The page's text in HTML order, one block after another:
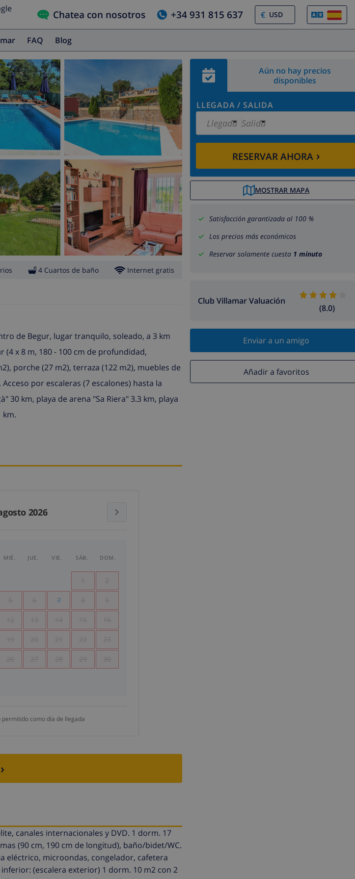
Chatea con nosotros +34 931 815 637 €
FAQ Blog
Aún no hay precios
disponibles
LLEGADA / SALIDA
Llegada Salida
RESERVAR AHORA ›
MOSTRAR MAPA
Satisfacción garantizada al 100 %
Los precios más económicos
Reservar solamente cuesta 1 minuto
Club Villamar Valuación
(8.0)
Enviar a un amigo
Añadir a favoritos
4 Cuartos de baño Internet gratis
de Begur, lugar tranquilo, soleado, a 3 km
x 8 m, 180 - 100 cm de profundidad,
porche (27 m2), terraza (122 m2), muebles de
por escaleras (7 escalones) hasta la
30 km, playa de arena "Sa Riera" 3.3 km, playa
km.
2026
MIÉ. JUE. VIE. SÁB. DOM.
1 2
5 6 7 8 9
12 13 14 15 16
19 20 21 22 23
26 27 28 29 30
permitido como día de llegada
canales internacionales y DVD. 1 dorm. 17
(90 cm, 190 cm de longitud), baño/bidet/WC.
eléctrico, microondas, congelador, cafetera
(escalera exterior) 1 dorm. 10 m2 con 2